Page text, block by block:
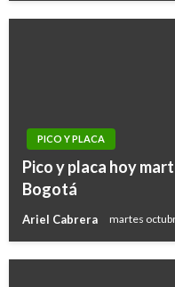
PICO Y PLACA
Pico y placa hoy
Bogotá
Ariel Cabrera martes